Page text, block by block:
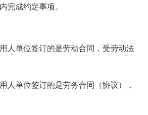
完成约定事项。
人单位签订的是劳动合同，受劳动法
人单位签订的是劳务合同（协议），